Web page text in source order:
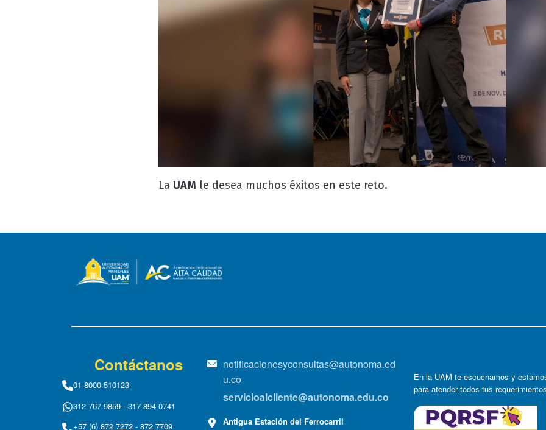
La UAM le desea muchos éxitos en este reto.
Contáctanos
01-8000-510123
312 767 9859 - 317 894 0741
+57 (6) 872 7272 - 872 7709
notificacionesyconsultas@autonoma.ed
u.co
servicioalcliente@autonoma.edu.co
Antigua Estación del Ferrocarril
En la UAM te escuchamos y
para atender todos tus